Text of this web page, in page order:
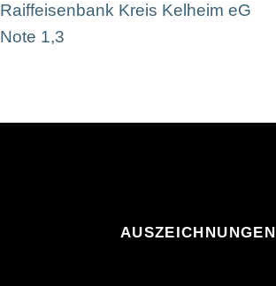
Raiffeisenbank Kreis Kelheim eG
Note 1,3
AUSZEICHNUNGEN